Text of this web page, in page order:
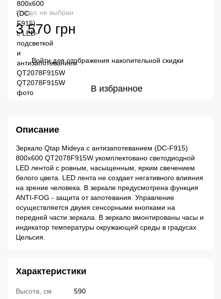
Статус не выбран
3 570 грн
Войтидля отображения накопительной скидки
В избранное
Описание
Зеркало Qtap Mideya с антизапотеванием (DC-F915)
800х600 QT2078F915W укомплектовано светодиодной
LED лентой с ровным, насыщенным, ярким свечением
белого цвета. LED лента не создает негативного влияния
на зрение человека. В зеркале предусмотрена функция
ANTI-FOG - защита от запотевания. Управление
осуществляется двумя сенсорными кнопками на
передней части зеркала. В зеркало вмонтированы часы и
индикатор температуры окружающей среды в градусах
Цельсия.
Характеристики
Высота, см
590